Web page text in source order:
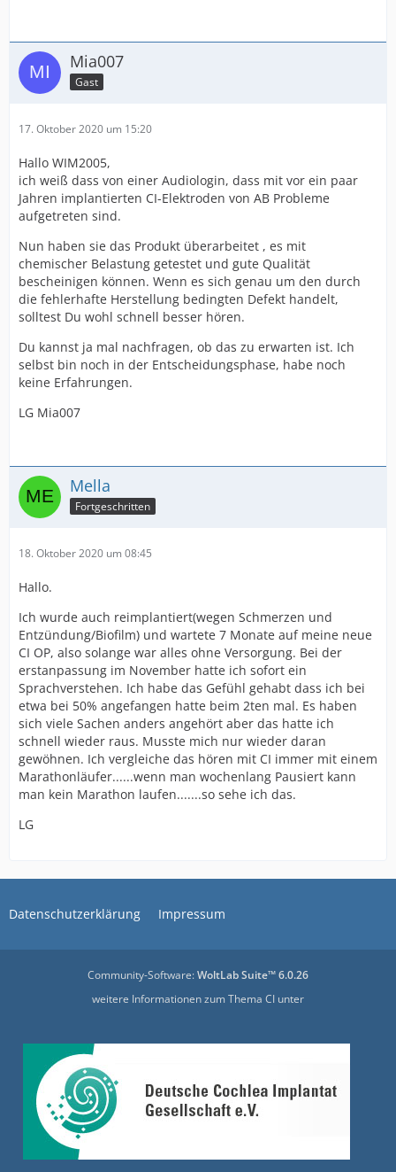
Mia007
Gast
17. Oktober 2020 um 15:20
Hallo WIM2005,
ich weiß dass von einer Audiologin, dass mit vor ein paar
Jahren implantierten CI-Elektroden von AB Probleme
aufgetreten sind.
Nun haben sie das Produkt überarbeitet , es mit
chemischer Belastung getestet und gute Qualität
bescheinigen können. Wenn es sich genau um den durch
die fehlerhafte Herstellung bedingten Defekt handelt,
solltest Du wohl schnell besser hören.
Du kannst ja mal nachfragen, ob das zu erwarten ist. Ich
selbst bin noch in der Entscheidungsphase, habe noch
keine Erfahrungen.
LG Mia007
Mella
Fortgeschritten
18. Oktober 2020 um 08:45
Hallo.
Ich wurde auch reimplantiert(wegen Schmerzen und
Entzündung/Biofilm) und wartete 7 Monate auf meine neue
CI OP, also solange war alles ohne Versorgung. Bei der
erstanpassung im November hatte ich sofort ein
Sprachverstehen. Ich habe das Gefühl gehabt dass ich bei
etwa bei 50% angefangen hatte beim 2ten mal. Es haben
sich viele Sachen anders angehört aber das hatte ich
schnell wieder raus. Musste mich nur wieder daran
gewöhnen. Ich vergleiche das hören mit CI immer mit einem
Marathonläufer......wenn man wochenlang Pausiert kann
man kein Marathon laufen.......so sehe ich das.
LG
Datenschutzerklärung Impressum
Community-Software:WoltLab Suite™ 6.0.26
weitere Informationen zum Thema CI unter